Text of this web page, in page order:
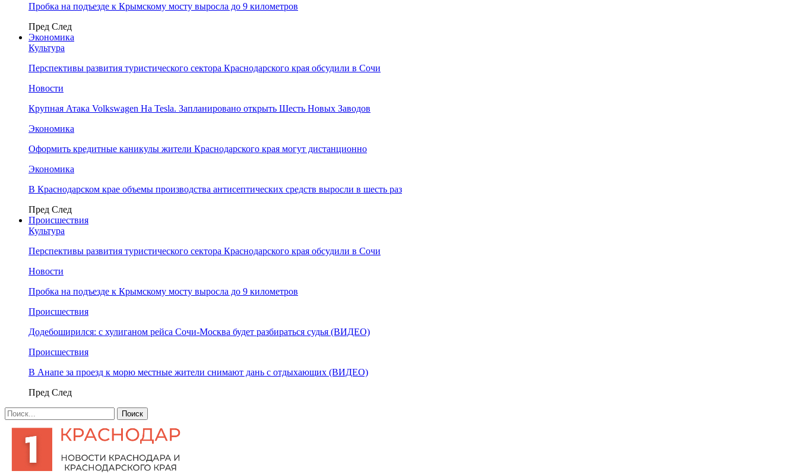
Пробка на подъезде к Крымскому мосту выросла до 9 километров
Пред След
Экономика
Культура
Перспективы развития туристического сектора Краснодарского края обсудили в Сочи
Новости
Крупная Атака Volkswagen На Tesla. Запланировано открыть Шесть Новых Заводов
Экономика
Оформить кредитные каникулы жители Краснодарского края могут дистанционно
Экономика
В Краснодарском крае объемы производства антисептических средств выросли в шесть раз
Пред След
Происшествия
Культура
Перспективы развития туристического сектора Краснодарского края обсудили в Сочи
Новости
Пробка на подъезде к Крымскому мосту выросла до 9 километров
Происшествия
Додебоширился: с хулиганом рейса Сочи-Москва будет разбираться судья (ВИДЕО)
Происшествия
В Анапе за проезд к морю местные жители снимают дань с отдыхающих (ВИДЕО)
Пред След